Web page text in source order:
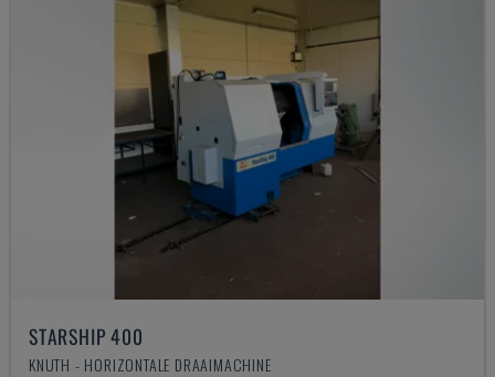
STARSHIP 400
KNUTH - HORIZONTALE DRAAIMACHINE